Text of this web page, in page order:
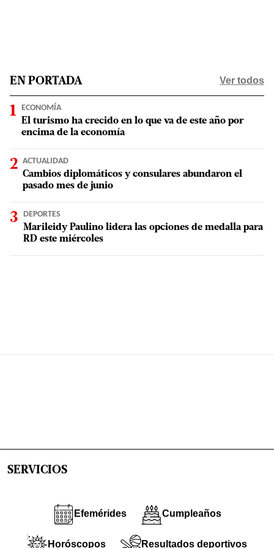
EN PORTADA Ver todos
ECONOMÍA
El turismo ha crecido en lo que va de este año por
encima de la economía
ACTUALIDAD
Cambios diplomáticos y consulares abundaron el
pasado mes de junio
DEPORTES
Marileidy Paulino lidera las opciones de medalla para
RD este miércoles
SERVICIOS
Efemérides Cumpleaños
Horóscopos Resultados deportivos